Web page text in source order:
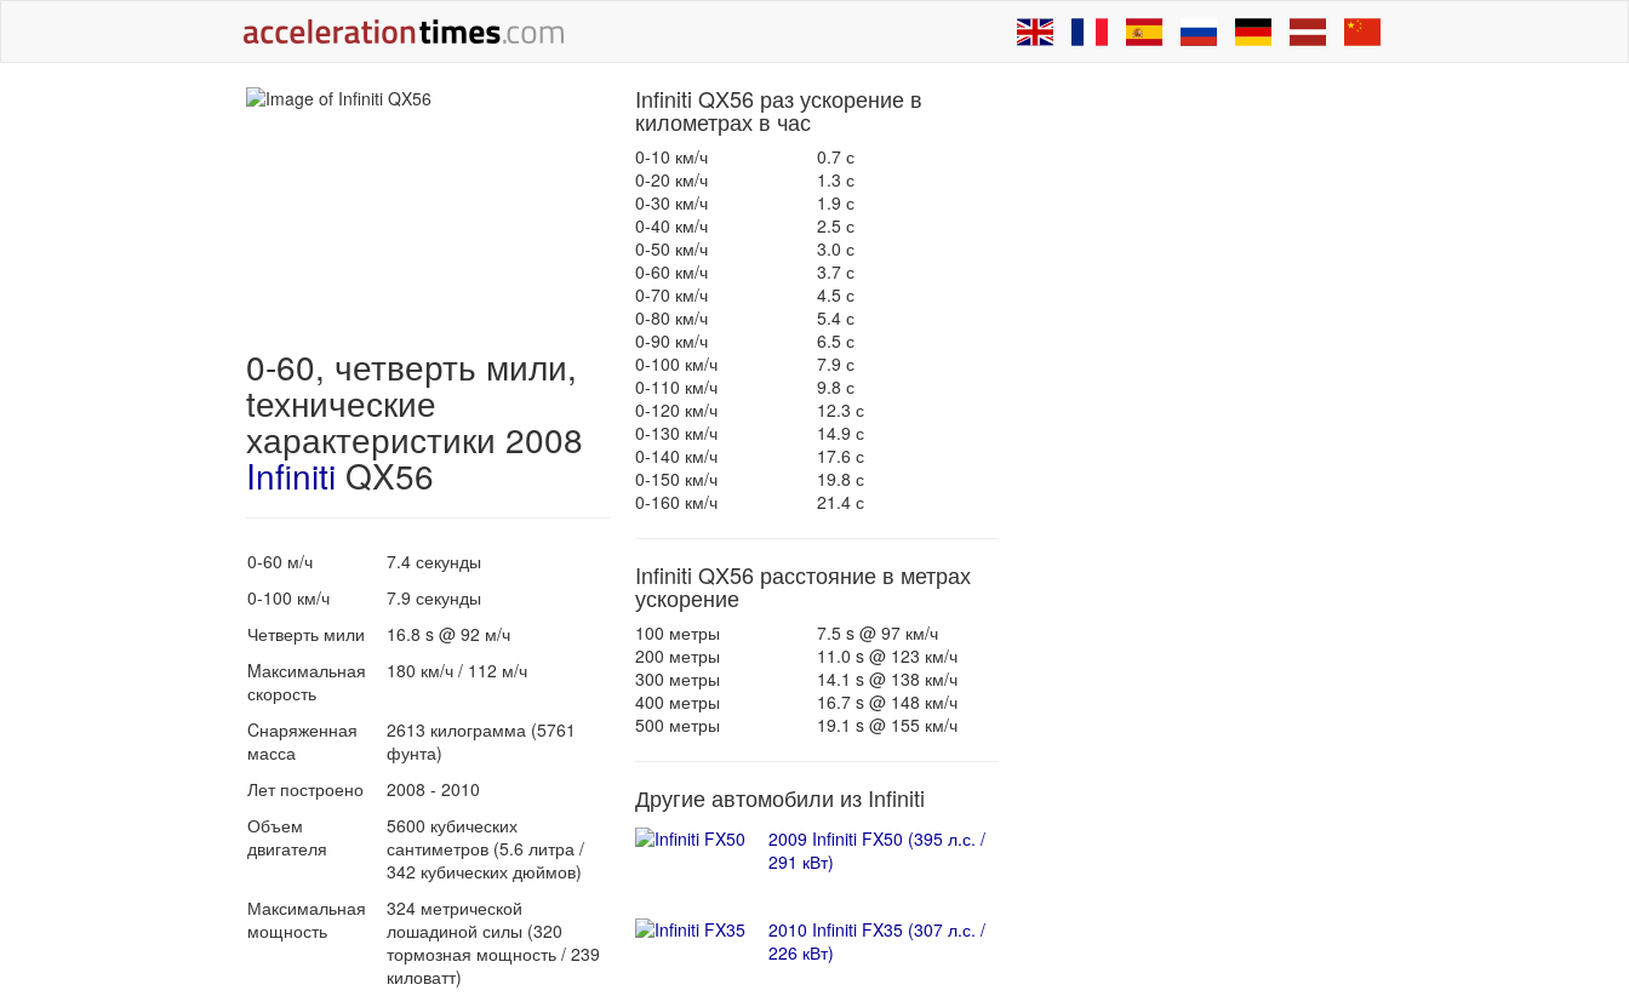
0-60, четверть мили,
tехнические
характеристики 2008
Infiniti QX56
0-60 м/ч
7.4 секунды
0-100 км/ч
7.9 секунды
Четверть мили
16.8 s @ 92 м/ч
Mаксимальная
скорость
180 км/ч / 112 м/ч
Cнаряженная
масса
2613 килограмма (5761
фунта)
Лет построено
2008 - 2010
Объем
двигателя
5600 кубических
сантиметров (5.6 литра /
342 кубических дюймов)
Максимальная
мощность
324 метрической
лошадиной силы (320
тормозная мощность / 239
киловатт)
Infiniti QX56 раз ускорение в
километрах в час
0-10 км/ч
0.7 с
0-20 км/ч
1.3 с
0-30 км/ч
1.9 с
0-40 км/ч
2.5 с
0-50 км/ч
3.0 с
0-60 км/ч
3.7 с
0-70 км/ч
4.5 с
0-80 км/ч
5.4 с
0-90 км/ч
6.5 с
0-100 км/ч
7.9 с
0-110 км/ч
9.8 с
0-120 км/ч
12.3 с
0-130 км/ч
14.9 с
0-140 км/ч
17.6 с
0-150 км/ч
19.8 с
0-160 км/ч
21.4 с
Infiniti QX56 расстояние в метрах
ускорение
100 метры
7.5 s @ 97 км/ч
200 метры
11.0 s @ 123 км/ч
300 метры
14.1 s @ 138 км/ч
400 метры
16.7 s @ 148 км/ч
500 метры
19.1 s @ 155 км/ч
Другие автомобили из Infiniti
2009 Infiniti FX50 (395 л.с. /
291 кВт)
2010 Infiniti FX35 (307 л.с. /
226 кВт)